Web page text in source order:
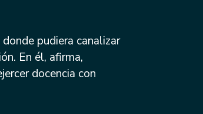
pudiera canalizar
En él, afirma,
docencia con